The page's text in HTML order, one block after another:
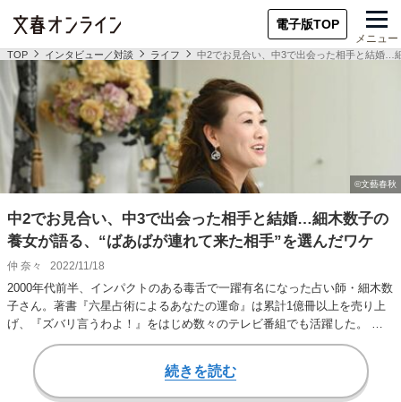
電子版TOP
メニュー
TOP インタビュー／対談 ライフ 中2でお見合い、中3で出会った相手と結婚…
中2でお見合い、中3で出会った相手と結婚…細木数子の
養女が語る、“ばあばが連れて来た相手”を選んだワケ
仲 奈々 2022/11/18
2000年代前半、インパクトのある毒舌で一躍有名になった占い師・細木数
子さん。著書『六星占術によるあなたの運命』は累計1億冊以上を売り上
げ、『ズバリ言うわよ！』をはじめ数々のテレビ番組でも活躍した。 そ
んな彼女が後…
続きを読む